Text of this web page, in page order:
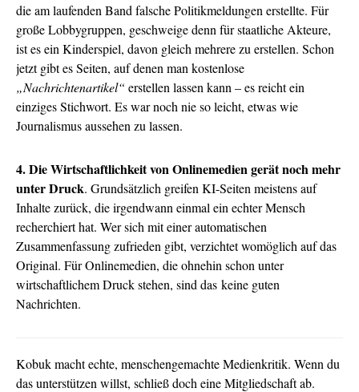
die am laufenden Band falsche Politikmeldungen erstellte. Für
große Lobbygruppen, geschweige denn für staatliche Akteure,
ist es ein Kinderspiel, davon gleich mehrere zu erstellen. Schon
jetzt gibt es Seiten, auf denen man kostenlose
„Nachrichtenartikel“ erstellen lassen kann – es reicht ein
einziges Stichwort. Es war noch nie so leicht, etwas wie
Journalismus aussehen zu lassen.
4. Die Wirtschaftlichkeit von Onlinemedien gerät noch mehr
unter Druck. Grundsätzlich greifen KI-Seiten meistens auf
Inhalte zurück, die irgendwann einmal ein echter Mensch
recherchiert hat. Wer sich mit einer automatischen
Zusammenfassung zufrieden gibt, verzichtet womöglich auf das
Original. Für Onlinemedien, die ohnehin schon unter
wirtschaftlichem Druck stehen, sind das keine guten
Nachrichten.
Kobuk macht echte, menschengemachte Medienkritik. Wenn du
das unterstützen willst, schließ doch eine Mitgliedschaft ab.